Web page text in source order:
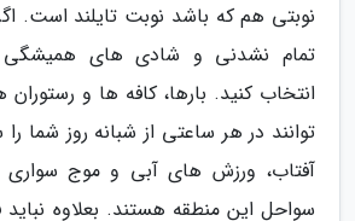
نوبتی هم که باشد نوبت تایلند است.
تمام نشدنی و شادی های همیشگی
انتخاب کنید. بارها، کافه ها و
توانند در هر ساعتی از شبانه روز شما
آفتاب، ورزش های آبی و موج
سواحل این منطقه هستند. بعلاوه